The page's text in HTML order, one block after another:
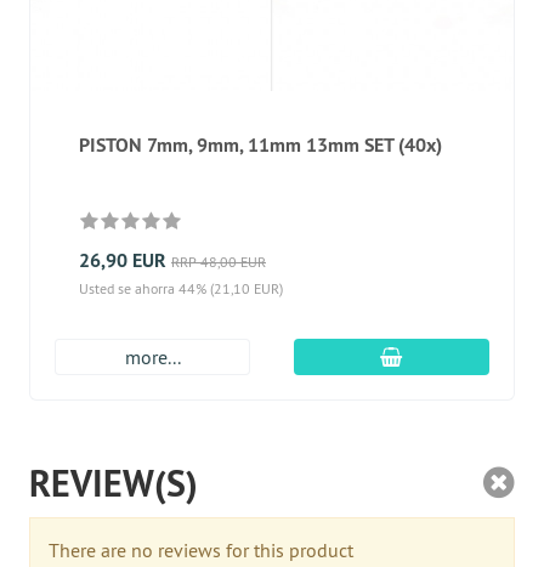
PISTON 7mm, 9mm, 11mm 13mm SET (40x)
26,90 EUR RRP 48,00 EUR
Usted se ahorra 44% (21,10 EUR)
more... En el carro de
REVIEW(S)
There are no reviews for this product